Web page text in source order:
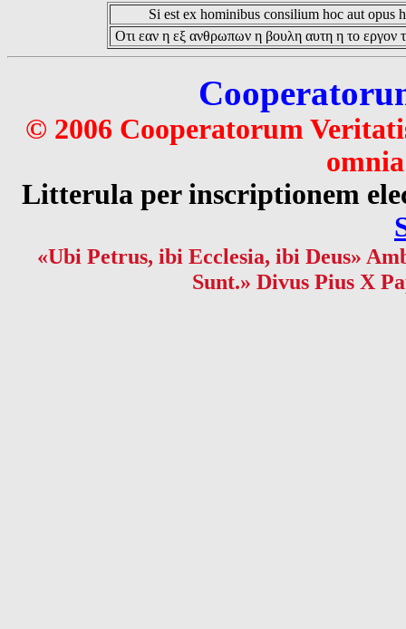
Si est ex hominibus consilium hoc aut opus
Οτι εαν η εξ ανθρωπων η βουλη αυτη η το εργον
© 2006 Cooperatorum
Litterula per inscriptionem
«Ubi Petrus, ibi Ecclesia, ibi Deus»
Sunt.» Divus Pius X